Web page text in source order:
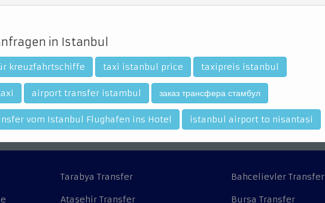
in Istanbul
kreuzfahrtschiffe taxi istanbul price taxipreis istanbul
airport transfer istambul заказ трансфера стамбул
vom Istanbul Flughafen ins Hotel istanbul airport to nisantasi
Tarabya Transfer
Ataşehir Transfer
Bahcelievler Transfer
Bursa Transfer